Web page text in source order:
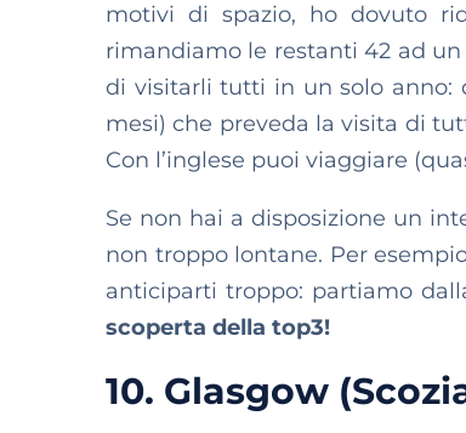
motivi di spazio, ho dovuto
rimandiamo le restanti 42 ad
di visitarli tutti in un solo anno:
mesi) che preveda la visita di
Con l’inglese puoi viaggiare
Se non hai a disposizione un
non troppo lontane. Per
anticiparti troppo: partiamo
scoperta della top3!
10. Glasgow